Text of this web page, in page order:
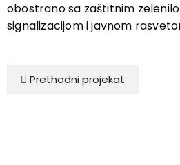
obostrano sa zaštitnim
signalizacijom i javnom
Prethodni projekat